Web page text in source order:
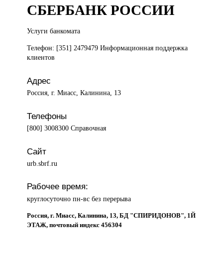
СБЕРБАНК РОССИИ
Услуги банкомата
Телефон: [351] 2479479 Информационная поддержка
клиентов
Адрес
Россия, г. Миасс, Калинина, 13
Телефоны
[800] 3008300 Справочная
Сайт
urb.sbrf.ru
Рабочее время:
круглосуточно пн-вс без перерыва
Россия, г. Миасс, Калинина, 13, БД "СПИРИДОНОВ", 1Й
ЭТАЖ, почтовый индекс 456304